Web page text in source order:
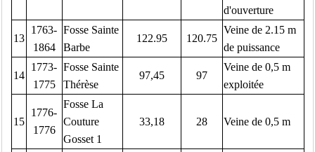
d'ouverture
13
1763-
1864
Fosse Sainte
Barbe
122.95 120.75
Veine de 2.15 m
de puissance
14
1773-
1775
Fosse Sainte
Thérèse
97,45 97
Veine de 0,5 m
exploitée
15
1776-
1776
Fosse La
Couture
Gosset 1
33,18 28 Veine de 0,5 m